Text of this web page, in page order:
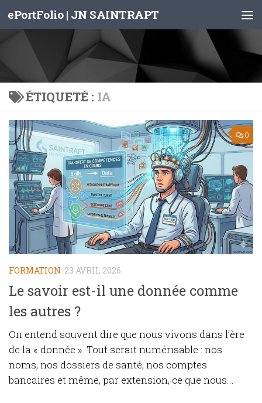
Skip to content
ePortFolio | JN SAINTRAPT
ÉTIQUETÉ : IA
0
FORMATION 23 AVRIL 2026
Le savoir est-il une donnée comme
les autres ?
On entend souvent dire que nous vivons dans l’ère
de la « donnée ». Tout serait numérisable : nos
noms, nos dossiers de santé, nos comptes
bancaires et même, par extension, ce que nous...